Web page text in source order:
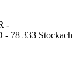
-
78 333 Stockach